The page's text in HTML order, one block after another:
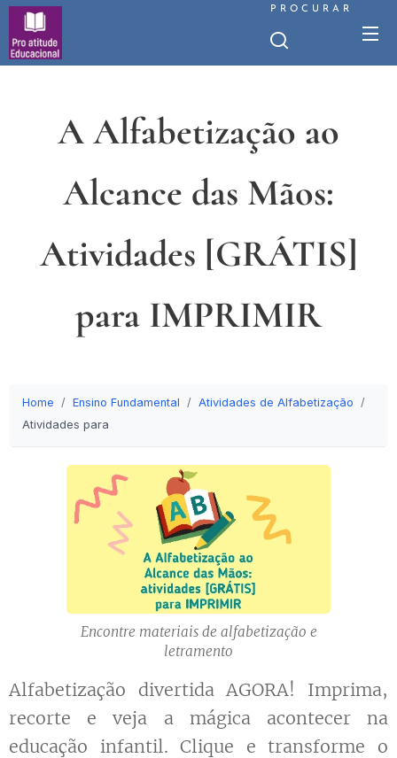
PROCURAR
A Alfabetização ao
Alcance das Mãos:
Atividades [GRÁTIS]
para IMPRIMIR
Home Ensino Fundamental
Atividades de Alfabetização
Atividades para imprimir
Encontre materiais de alfabetização e
letramento
Alfabetização divertida AGORA! Imprima,
recorte e veja a mágica acontecer na
educação infantil. Clique e transforme o